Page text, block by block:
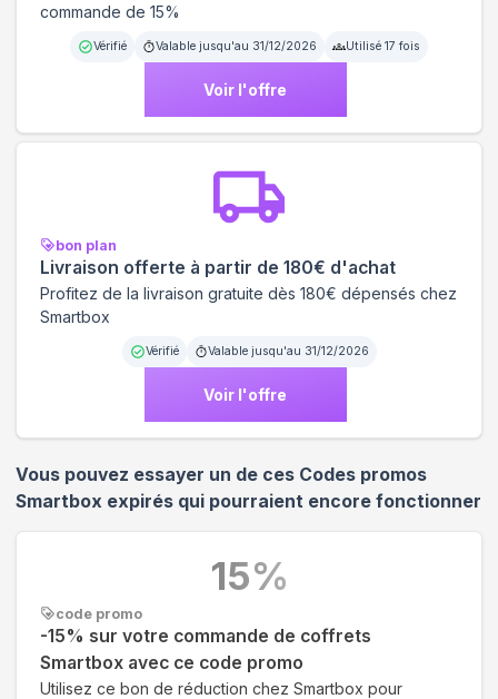
commande de 15%
Vérifié Valable jusqu'au 31/12/2026 Utilisé 17 fois
Voir l'offre
bon plan
Livraison offerte à partir de 180€ d'achat
Profitez de la livraison gratuite dès 180€ dépensés chez
Smartbox
Vérifié Valable jusqu'au 31/12/2026
Voir l'offre
Vous pouvez essayer un de ces Codes promos
Smartbox expirés qui pourraient encore fonctionner
code promo
-15% sur votre commande de coffrets
Smartbox avec ce code promo
Utilisez ce bon de réduction chez Smartbox pour
15%